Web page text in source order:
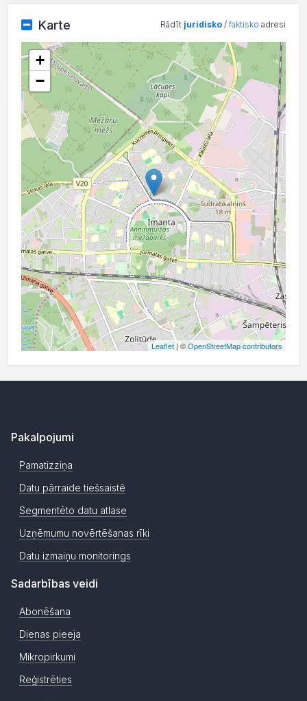
Karte Rādīt juridisko /faktisko adresi
+
−
Leaflet| ©OpenStreetMap contributors
Pakalpojumi
Pamatizziņa
Datu pārraide tiešsaistē
Segmentēto datu atlase
Uzņēmumu novērtēšanas rīki
Datu izmaiņu monitorings
Sadarbības veidi
Abonēšana
Dienas pieeja
Mikropirkumi
Reģistrēties